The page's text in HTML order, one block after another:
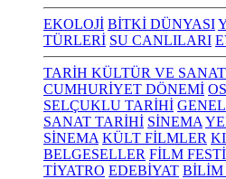
EKOLOJİ BİTKİ DÜNYASI
TÜRLERİ SU CANLILARI
TARİH KÜLTÜR VE SANAT
CUMHURİYET DÖNEMİ
SELÇUKLU TARİHİ
SANAT TARİHİ SİNEMA
SİNEMA KÜLT FİLMLER
BELGESELLER FİLM
TİYATRO EDEBİYAT BİLİM